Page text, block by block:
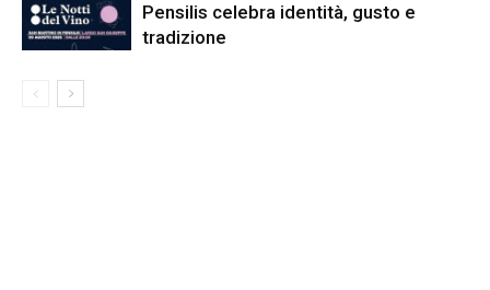
Pensilis celebra identità, gusto e
tradizione